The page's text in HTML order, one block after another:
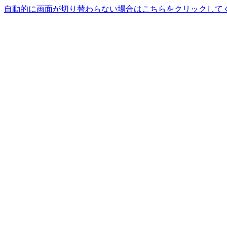
自動的に画面が切り替わらない場合はこちらをクリックして